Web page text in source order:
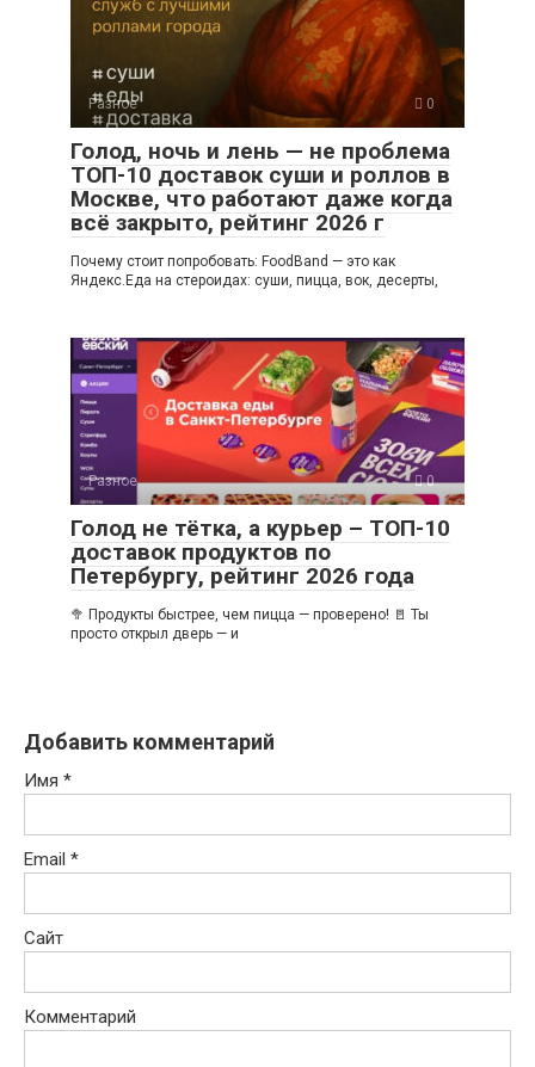
Разное 0
Голод, ночь и лень — не проблема
ТОП-10 доставок суши и роллов в
Москве, что работают даже когда
всё закрыто, рейтинг 2026 г
Почему стоит попробовать: FoodBand — это как
Яндекс.Еда на стероидах: суши, пицца, вок, десерты,
Разное 0
Голод не тётка, а курьер – ТОП-10
доставок продуктов по
Петербургу, рейтинг 2026 года
🥦 Продукты быстрее, чем пицца — проверено! 🚪 Ты
просто открыл дверь — и
Добавить комментарий
Имя *
Email *
Сайт
Комментарий